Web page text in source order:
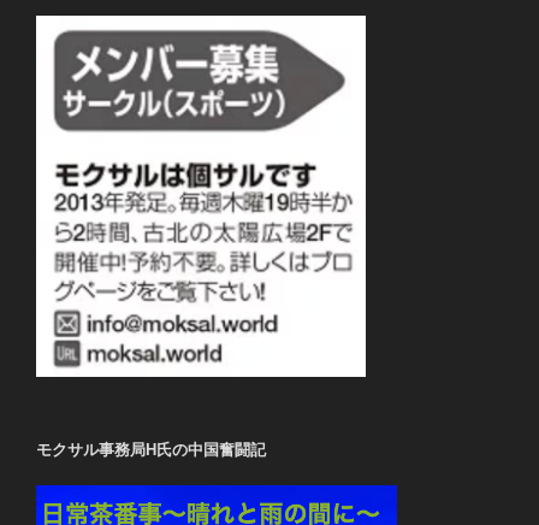
モクサル事務局H氏の中国奮闘記